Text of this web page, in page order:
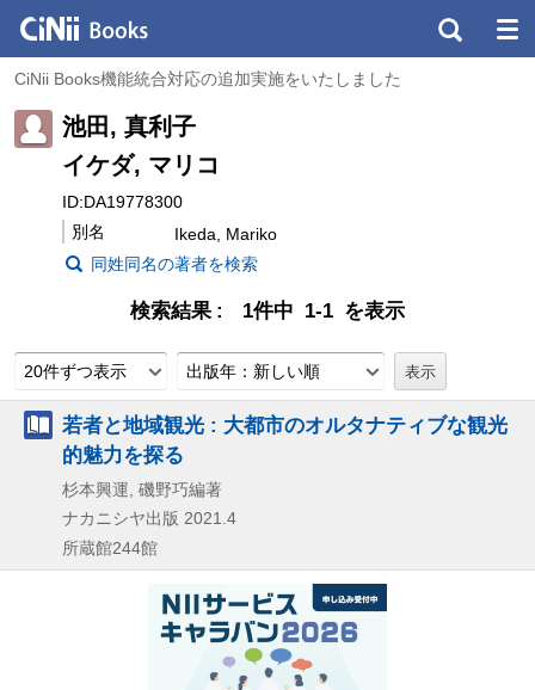
CiNii Books機能統合対応の追加実施をいたしました
池田, 真利子
イケダ, マリコ
ID:DA19778300
別名
Ikeda, Mariko
同姓同名の著者を検索
検索結果 1件中 1-1 を表示
20件ずつ表示 出版年：新しい順
若者と地域観光 : 大都市のオルタナティブな観光
的魅力を探る
杉本興運, 磯野巧編著
ナカニシヤ出版 2021.4
所蔵館244館